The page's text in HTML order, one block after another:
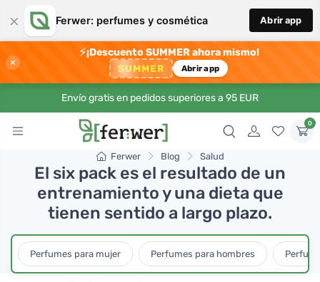
× Ferwer: perfumes y cosmética Abrir app
×
⚡¡Descuento SUMMER ahora mismo!
SUMMER Abrir app
Envío gratis en pedidos superiores a 95 EUR
0
Ferwer Blog Salud
El six pack es el resultado de un
entrenamiento y una dieta que
tienen sentido a largo plazo.
Perfumes para mujer Perfumes para hombres